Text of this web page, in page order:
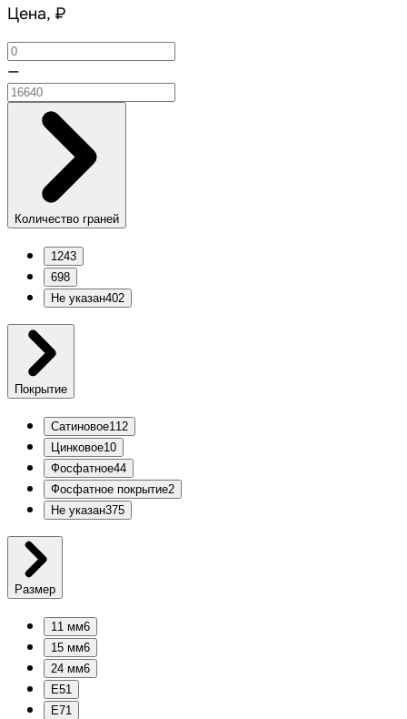
Цена, ₽
—
Количество граней
1243
698
Не указан402
Покрытие
Сатиновое112
Цинковое10
Фосфатное44
Фосфатное покрытие2
Не указан375
Размер
11 мм6
15 мм6
24 мм6
E51
E71